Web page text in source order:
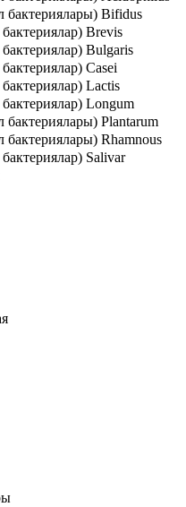
бактериялары) Bifidus
Brevis
Bulgaris
Casei
Lactis
Longum
Plantarum
Rhamnous
Salivar